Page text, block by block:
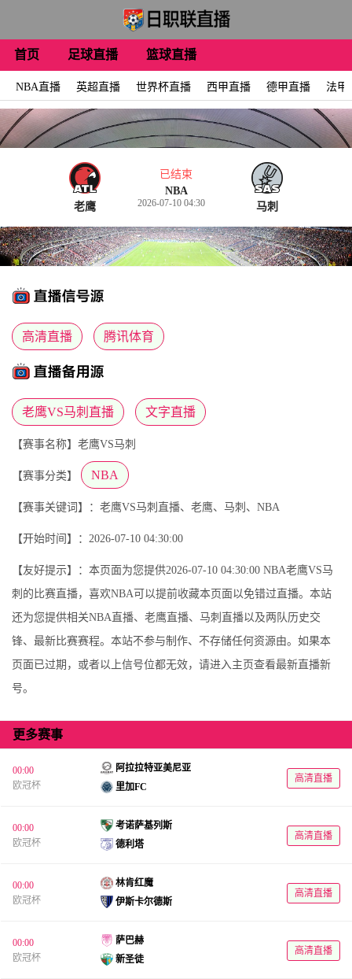
首页 足球直播 篮球直播
NBA直播 英超直播 世界杯直播 西甲直播 德甲直播 法甲
老鹰
已结束
NBA
2026-07-10 04:30 马刺
高清直播 腾讯体育
老鹰VS马刺直播 文字直播
【赛事名称】老鹰VS马刺
【赛事分类】 NBA
【赛事关键词】：老鹰VS马刺直播、老鹰、马刺、NBA
【开始时间】：2026-07-10 04:30:00
【友好提示】：本页面为您提供2026-07-10 04:30:00 NBA老鹰VS马
刺的比赛直播，喜欢NBA可以提前收藏本页面以免错过直播。本站
还为您提供相关NBA直播、老鹰直播、马刺直播以及两队历史交
锋、最新比赛赛程。本站不参与制作、不存储任何资源由。如果本
页面已过期，或者以上信号位都无效，请进入主页查看最新直播新
号。
更多赛事
00:00
欧冠杯
阿拉拉特亚美尼亚
里加FC
高清直播
00:00
欧冠杯
考诺萨基列斯
德利塔
高清直播
00:00
欧冠杯
林肯红魔
伊斯卡尔德斯
高清直播
00:00
欧冠杯
萨巴赫
新圣徒
高清直播